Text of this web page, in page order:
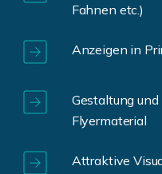
Fahnen etc.)
Anzeigen in
Gestaltung
Flyermaterial
Attraktive